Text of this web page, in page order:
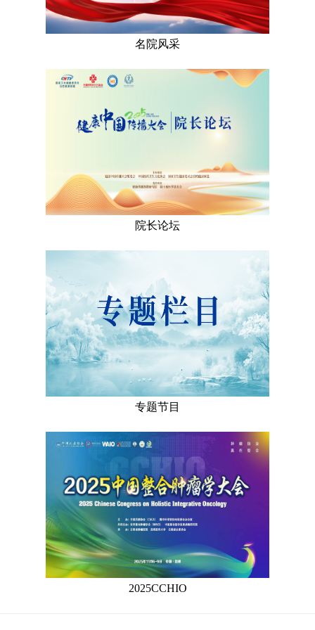
名院风采
院长论坛
专题节目
2025CCHIO